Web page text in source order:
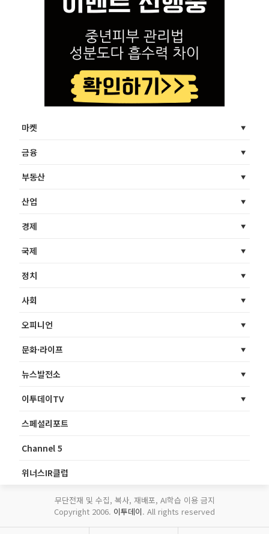
마켓
금융
부동산
산업
경제
국제
정치
사회
오피니언
문화·라이프
뉴스발전소
이투데이TV
스페셜리포트
Channel 5
위너스IR클럽
무단전재 및 수집, 복사, 재배포, AI학습 이용 금지
Copyright 2006. 이투데이. All rights reserved